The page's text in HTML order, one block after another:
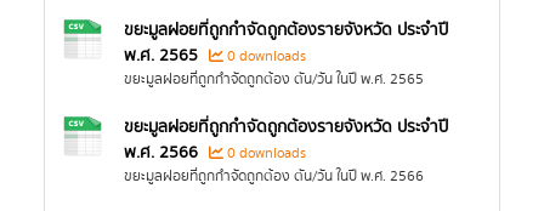
ขยะมูลฝอยที่ถูกกำจัดถูกต้องรายจังหวัด ประจำปี
พ.ศ. 2565
0 downloads
ขยะมูลฝอยที่ถูกกำจัดถูกต้อง ตัน/วัน ในปี พ.ศ. 2565
ขยะมูลฝอยที่ถูกกำจัดถูกต้องรายจังหวัด ประจำปี
พ.ศ. 2566
0 downloads
ขยะมูลฝอยที่ถูกกำจัดถูกต้อง ตัน/วัน ในปี พ.ศ. 2566